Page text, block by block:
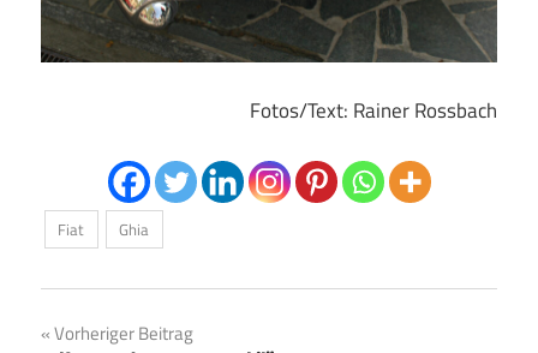
Fotos/Text: Rainer Rossbach
Fiat Ghia
Beitragsnavigation
Vorheriger Beitrag